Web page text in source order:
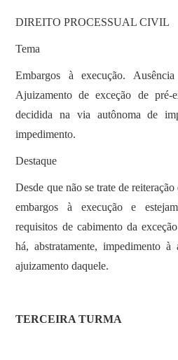
DIREITO PROCESSUAL CIVIL
Tema
Embargos à execução.
Ajuizamento de exceção de pré-
decidida na via autônoma de
impedimento.
Destaque
Desde que não se trate de
embargos à execução e
requisitos de cabimento da
há, abstratamente, impedimento à
ajuizamento daquele.
TERCEIRA TURMA